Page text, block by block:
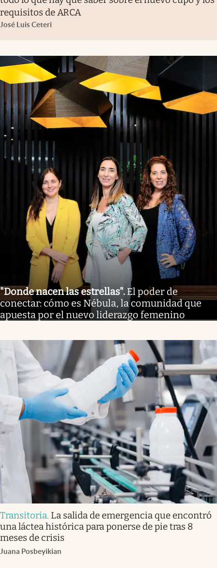
requisitos de ARCA
José Luis Ceteri
"Donde nacen las estrellas". El poder de
conectar: cómo es Nébula, la comunidad que
apuesta por el nuevo liderazgo femenino
Transitoria. La salida de emergencia que encontró
una láctea histórica para ponerse de pie tras 8
meses de crisis
Juana Posbeyikian